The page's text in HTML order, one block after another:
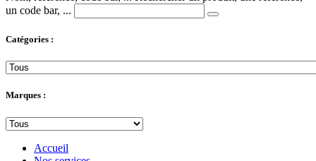
un code bar, ...
Catégories :
Marques :
Accueil